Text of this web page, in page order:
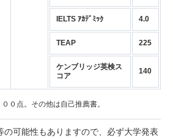
IELTS ｱｶﾃﾞﾐｯｸ 4.0
TEAP 225
ケンブリッジ英検ス
コア
140
０点。その他は自己推薦書。
可能性もありますので、必ず大学発表